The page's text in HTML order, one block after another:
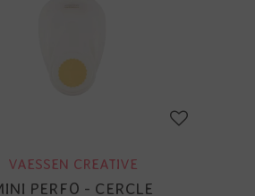
VAESSEN CREATIVE
PERFO - CERCLE